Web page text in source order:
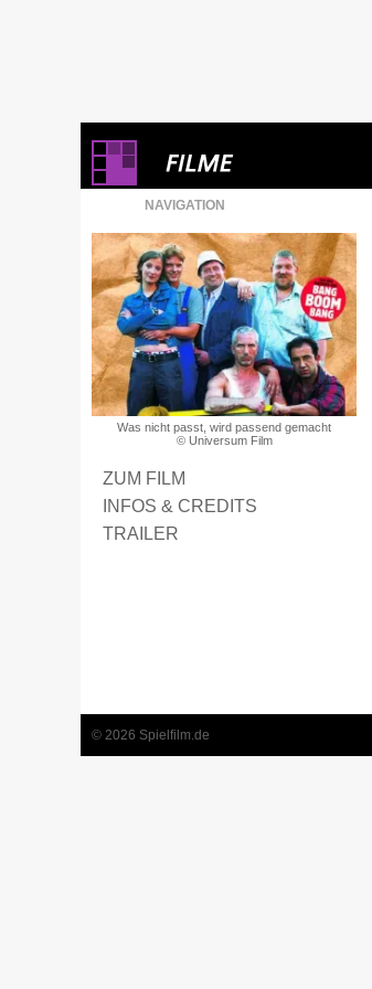
NAVIGATION
Was nicht passt, wird passend gemacht
© Universum Film
ZUM FILM
INFOS & CREDITS
TRAILER
© 2026 Spielfilm.de